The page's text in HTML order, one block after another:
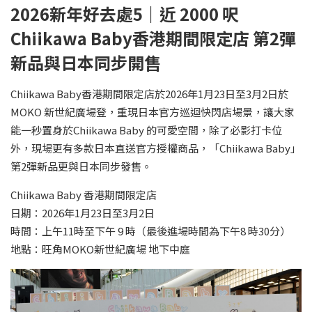
2026新年好去處5｜ 近 2000 呎
Chiikawa Baby香港期間限定店 第2彈
新品與日本同步開售
Chiikawa Baby香港期間限定店於2026年1月23日至3月2日於
MOKO 新世紀廣場登，重現日本官方巡迴快閃店場景，讓大家
能一秒置身於Chiikawa Baby 的可愛空間，除了必影打卡位
外，現場更有多款日本直送官方授權商品，「Chiikawa Baby」
第2彈新品更與日本同步發售。
Chiikawa Baby 香港期間限定店
日期：2026年1月23日至3月2日
時間：上午11時至下午 9 時（最後進場時間為下午8 時30分）
地點：旺角MOKO新世紀廣場 地下中庭